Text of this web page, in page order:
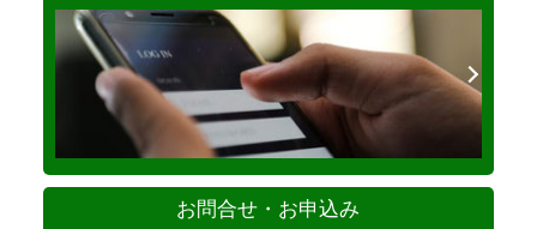
お問合せ・お申込み